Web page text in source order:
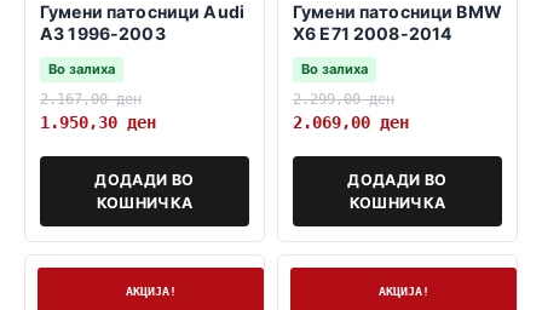
Гумени патосници Audi
A3 1996-2003
Во залиха
2.167,00ден
1.950,30 ден
ДОДАДИ ВО
КОШНИЧКА
Гумени патосници BMW
X6 E71 2008-2014
Во залиха
2.299,00ден
2.069,00 ден
ДОДАДИ ВО
КОШНИЧКА
АКЦИЈА! АКЦИЈА!